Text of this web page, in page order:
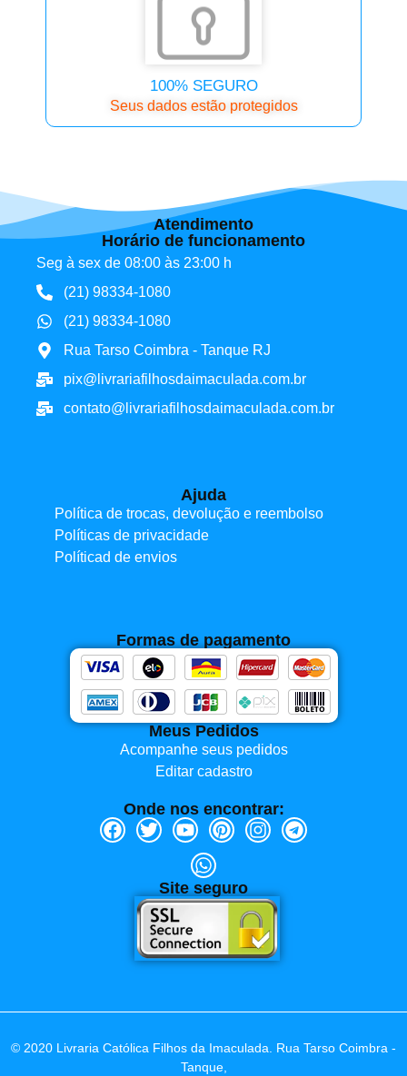
100% SEGURO
Seus dados estão protegidos
Atendimento
Horário de funcionamento
Seg à sex de 08:00 às 23:00 h
(21) 98334-1080
(21) 98334-1080
Rua Tarso Coimbra - Tanque RJ
pix@livrariafilhosdaimaculada.com.br
contato@livrariafilhosdaimaculada.com.br
Ajuda
Política de trocas, devolução e reembolso
Políticas de privacidade
Políticad de envios
Formas de pagamento
Meus Pedidos
Acompanhe seus pedidos
Editar cadastro
Onde nos encontrar:
Site seguro
© 2020 Livraria Católica Filhos da Imaculada. Rua Tarso Coimbra -
Tanque,